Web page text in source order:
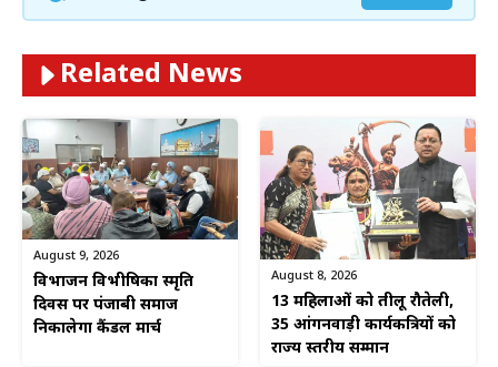
Related News
August 9, 2026
विभाजन विभीषिका स्मृति
दिवस पर पंजाबी समाज
निकालेगा कैंडल मार्च
August 8, 2026
13 महिलाओं को तीलू रौतेली,
35 आंगनवाड़ी कार्यकत्रियों को
राज्य स्तरीय सम्मान